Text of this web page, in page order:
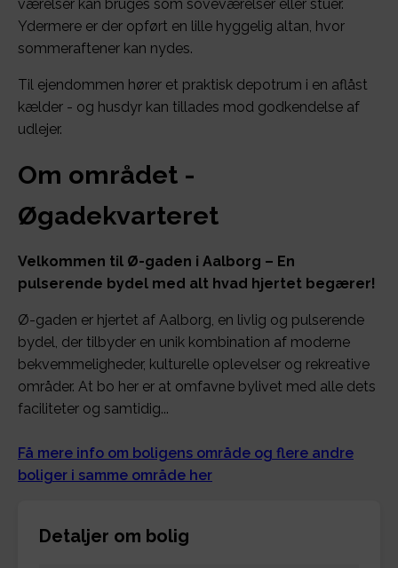
værelser kan bruges som soveværelser eller stuer.
Ydermere er der opført en lille hyggelig altan, hvor
sommeraftener kan nydes.
Til ejendommen hører et praktisk depotrum i en aflåst
kælder - og husdyr kan tillades mod godkendelse af
udlejer.
Om området -
Øgadekvarteret
Velkommen til Ø-gaden i Aalborg – En
pulserende bydel med alt hvad hjertet begærer!
Ø-gaden er hjertet af Aalborg, en livlig og pulserende
bydel, der tilbyder en unik kombination af moderne
bekvemmeligheder, kulturelle oplevelser og rekreative
områder. At bo her er at omfavne bylivet med alle dets
faciliteter og samtidig...
Få mere info om boligens område og flere andre
boliger i samme område her
Detaljer om bolig